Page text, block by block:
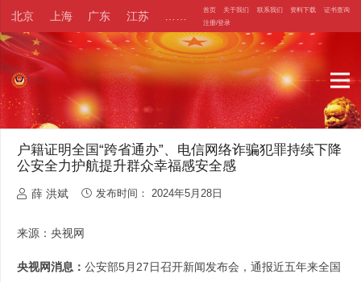
北京 上海 广东 江苏 首页 关于我们 联系我们 资料下载
证书查询
注册/登录
户籍证明全国“跨省通办”、电信网络诈骗犯罪持续下降
公安全力护航提升群众幸福感安全感
薛 洪斌 发布时间：2024年5月28日
来源：央视网
央视网消息： 公安部5月27日召开新闻发布会，通报近五年来全国